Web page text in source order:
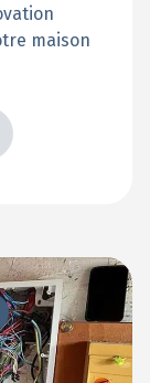
maison